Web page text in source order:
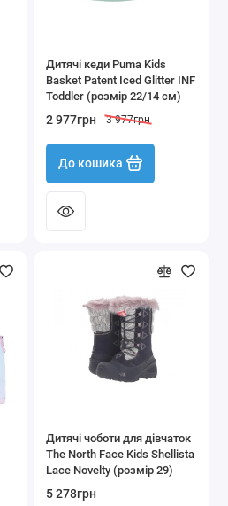
Дитячі кеди Puma Kids
Basket Patent Iced Glitter INF
Toddler (розмір 22/14 см)
2 977грн 3 977грн
До кошика
Дитячі чоботи для дівчаток
The North Face Kids Shellista
Lace Novelty (розмір 29)
5 278грн